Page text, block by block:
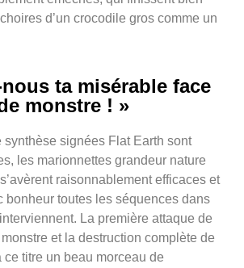
d’un crocodile gros comme un
ta misérable face
monstre ! »
synthèse signées Flat Earth sont
les marionnettes grandeur nature
raisonnablement efficaces et
bonheur toutes les séquences dans
La première attaque de
et la destruction complète de
ce titre un beau morceau de